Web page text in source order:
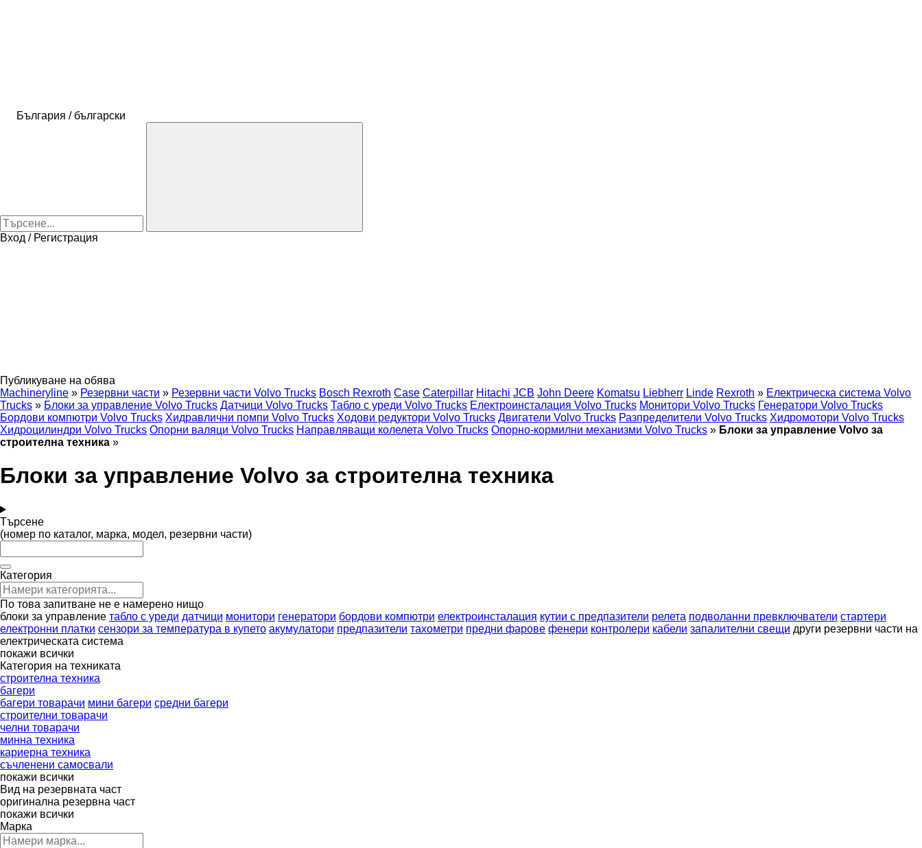
България / български
Вход / Регистрация
Публикуване на обява
Machineryline » Резервни части » Резервни части Volvo Trucks Bosch Rexroth Case Caterpillar Hitachi JCB John Deere Komatsu Liebherr Linde Rexroth » Електрическа система Volvo
Trucks » Блоки за управление Volvo Trucks Датчици Volvo Trucks Табло с уреди Volvo Trucks Електроинсталация Volvo Trucks Монитори Volvo Trucks Генератори Volvo Trucks
Бордови компютри Volvo Trucks Хидравлични помпи Volvo Trucks Ходови редуктори Volvo Trucks Двигатели Volvo Trucks Разпределители Volvo Trucks Хидромотори Volvo Trucks
Хидроцилиндри Volvo Trucks Опорни валяци Volvo Trucks Направляващи колелета Volvo Trucks Опорно-кормилни механизми Volvo Trucks » Блоки за управление Volvo за
строителна техника »
Блоки за управление Volvo за строителна техника
Търсене
(номер по каталог, марка, модел, резервни части)
Категория
По това запитване не е намерено нищо
блоки за управление табло с уреди датчици монитори генератори бордови компютри електроинсталация кутии с предпазители релета подволанни превключватели стартери
електронни платки сензори за температура в купето акумулатори предпазители тахометри предни фарове фенери контролери кабели запалителни свещи други резервни части на
електрическата система
покажи всички
Категория на техниката
строителна техника
багери
багери товарачи мини багери средни багери
строителни товарачи
челни товарачи
минна техника
кариерна техника
съчленени самосвали
покажи всички
Вид на резервната част
оригинална резервна част
покажи всички
Марка